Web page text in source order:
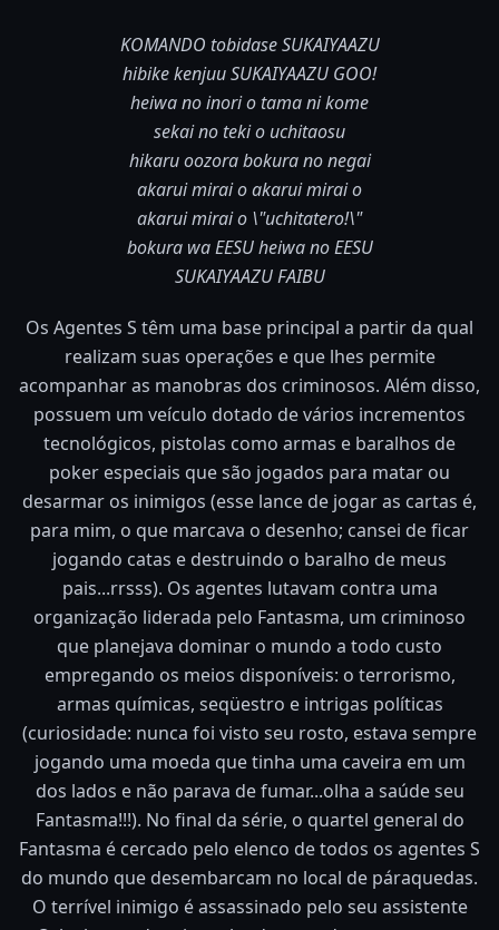
KOMANDO tobidase SUKAIYAAZU
hibike kenjuu SUKAIYAAZU GOO!
heiwa no inori o tama ni kome
sekai no teki o uchitaosu
hikaru oozora bokura no negai
akarui mirai o akarui mirai o
akarui mirai o \"uchitatero!\"
bokura wa EESU heiwa no EESU
SUKAIYAAZU FAIBU
Os Agentes S têm uma base principal a partir da qual
realizam suas operações e que lhes permite
acompanhar as manobras dos criminosos. Além disso,
possuem um veículo dotado de vários incrementos
tecnológicos, pistolas como armas e baralhos de
poker especiais que são jogados para matar ou
desarmar os inimigos (esse lance de jogar as cartas é,
para mim, o que marcava o desenho; cansei de ficar
jogando catas e destruindo o baralho de meus
pais...rrsss). Os agentes lutavam contra uma
organização liderada pelo Fantasma, um criminoso
que planejava dominar o mundo a todo custo
empregando os meios disponíveis: o terrorismo,
armas químicas, seqüestro e intrigas políticas
(curiosidade: nunca foi visto seu rosto, estava sempre
jogando uma moeda que tinha uma caveira em um
dos lados e não parava de fumar...olha a saúde seu
Fantasma!!!). No final da série, o quartel general do
Fantasma é cercado pelo elenco de todos os agentes S
do mundo que desembarcam no local de páraquedas.
O terrível inimigo é assassinado pelo seu assistente